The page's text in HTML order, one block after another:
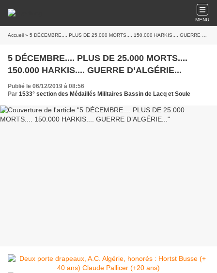
MENU
Accueil » 5 DÉCEMBRE.... PLUS DE 25.000 MORTS.... 150.000 HARKIS.... GUERRE D’ALGÉRIE...
5 DÉCEMBRE.... PLUS DE 25.000 MORTS....
150.000 HARKIS.... GUERRE D’ALGÉRIE...
Publié le 06/12/2019 à 08:56
Par 1533° section des Médaillés Militaires Bassin de Lacq et Soule